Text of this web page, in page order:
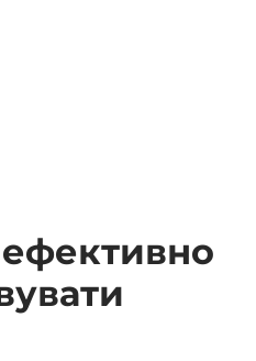
ефективно